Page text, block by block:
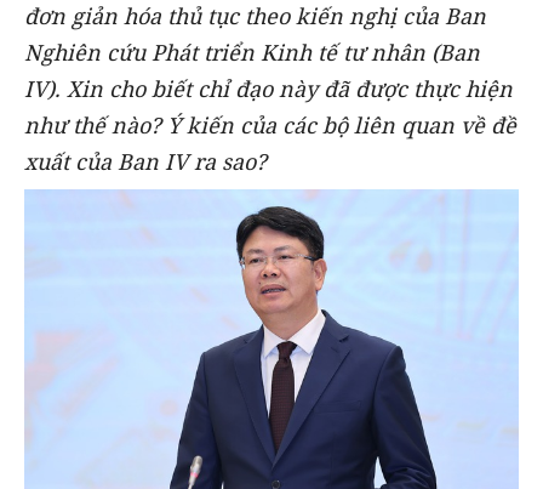
đơn giản hóa thủ tục theo kiến nghị của Ban
Nghiên cứu Phát triển Kinh tế tư nhân (Ban
IV). Xin cho biết chỉ đạo này đã được thực hiện
như thế nào? Ý kiến của các bộ liên quan về đề
xuất của Ban IV ra sao?